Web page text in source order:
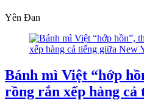
Yên Đan
Bánh mì Việt “hớp
rồng rắn xếp hàng cả